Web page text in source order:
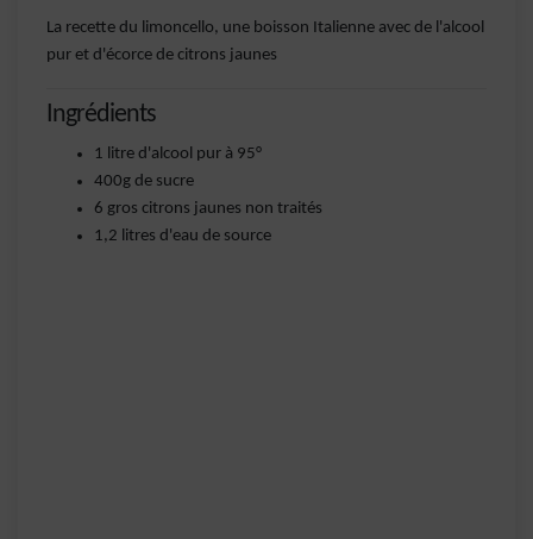
La recette du limoncello, une boisson Italienne avec de l'alcool
pur et d'écorce de citrons jaunes
Ingrédients
1 litre d'alcool pur à 95°
400g de sucre
6 gros citrons jaunes non traités
1,2 litres d'eau de source